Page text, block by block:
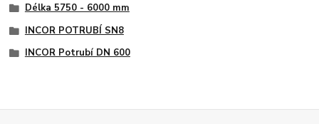
Délka 5750 - 6000 mm
INCOR POTRUBÍ SN8
INCOR Potrubí DN 600